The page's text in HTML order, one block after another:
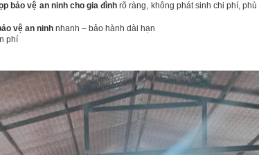
bảo vệ an ninh cho gia đình rõ ràng, không phát sinh chi phí,
vệ an ninh nhanh – bảo hành dài hạn
phí